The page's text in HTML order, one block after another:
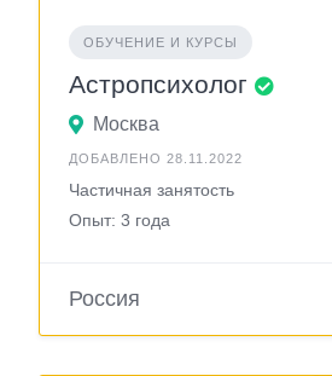
ОБУЧЕНИЕ И КУРСЫ
Астропсихолог
Москва
ДОБАВЛЕНО 28.11.2022
Частичная занятость
Опыт: 3 года
Россия